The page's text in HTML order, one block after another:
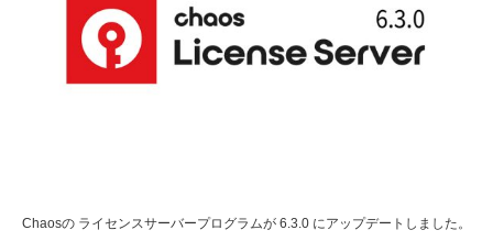
Chaosの ライセンスサーバープログラムが 6.3.0 にアップデートしました。